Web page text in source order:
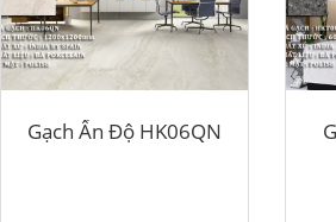
Gạch Ấn Độ HK06QN